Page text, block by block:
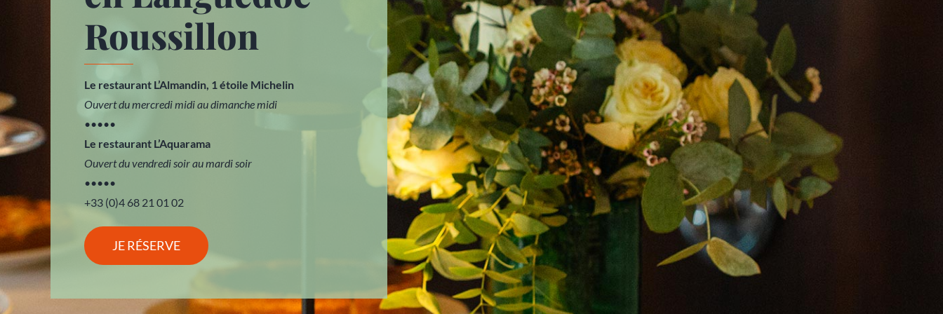
Roussillon
Le restaurant L’Almandin, 1 étoile Michelin
Ouvert du mercredi midi au dimanche midi
•••••
Le restaurant L’Aquarama
Ouvert du vendredi soir au mardi soir
•••••
+33 (0)4 68 21 01 02
JE RÉSERVE